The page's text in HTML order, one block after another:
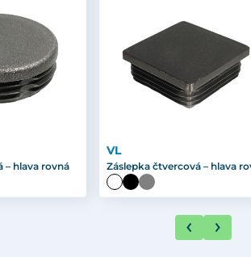
– hlava rovná
VL
Záslepka čtvercová – hlava